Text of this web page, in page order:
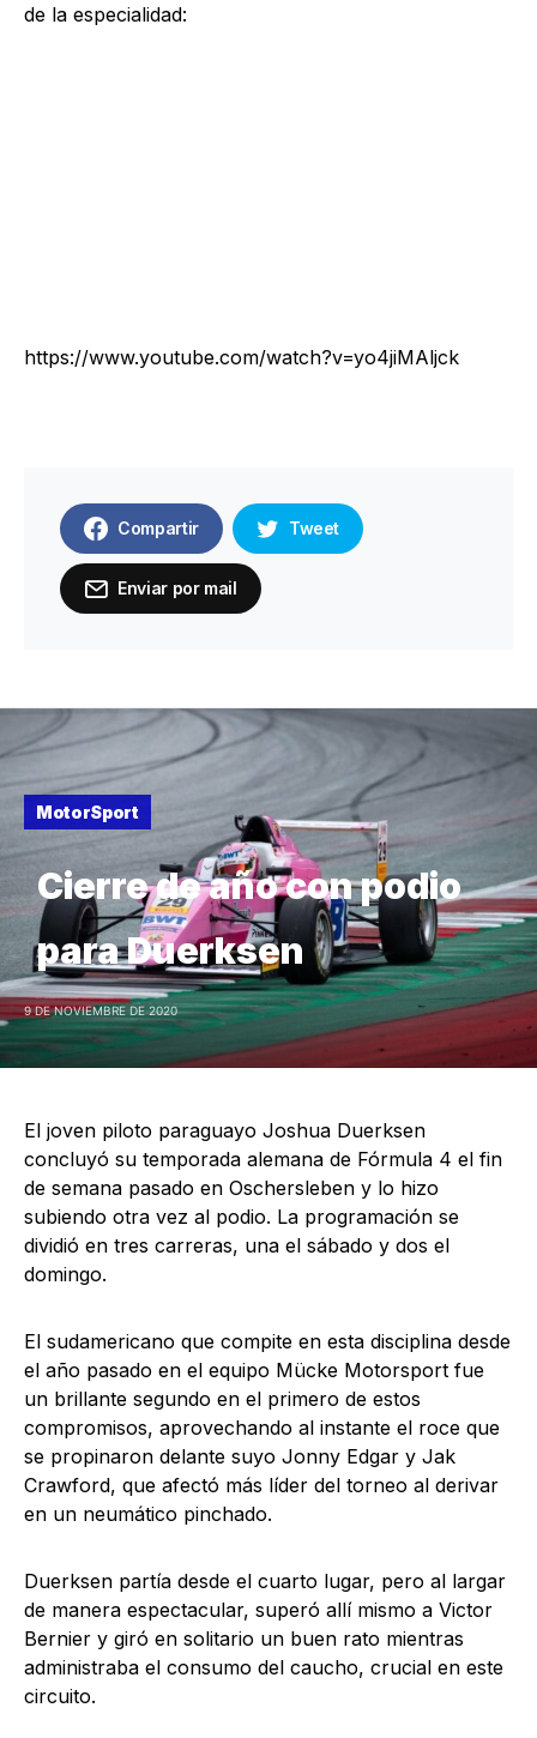
de la especialidad:
https://www.youtube.com/watch?v=yo4jiMAljck
Compartir Tweet
Enviar por mail
MotorSport
Cierre de año con podio
para Duerksen
9 DE NOVIEMBRE DE 2020
El joven piloto paraguayo Joshua Duerksen
concluyó su temporada alemana de Fórmula 4 el fin
de semana pasado en Oschersleben y lo hizo
subiendo otra vez al podio. La programación se
dividió en tres carreras, una el sábado y dos el
domingo.
El sudamericano que compite en esta disciplina desde
el año pasado en el equipo Mücke Motorsport fue
un brillante segundo en el primero de estos
compromisos, aprovechando al instante el roce que
se propinaron delante suyo Jonny Edgar y Jak
Crawford, que afectó más líder del torneo al derivar
en un neumático pinchado.
Duerksen partía desde el cuarto lugar, pero al largar
de manera espectacular, superó allí mismo a Victor
Bernier y giró en solitario un buen rato mientras
administraba el consumo del caucho, crucial en este
circuito.